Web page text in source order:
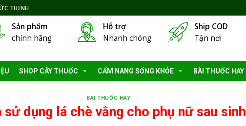
THỊNH
Sản phẩm
chính hãng
Hỗ trợ
Nhanh chóng
Ship COD
Tận nơi
SHOP CÂY THUỐC CẨM NANG SỐNG KHỎE BÀI THUỐC HAY
BÀI THUỐC HAY
sử dụng lá chè vằng cho phụ nữ sau sinh